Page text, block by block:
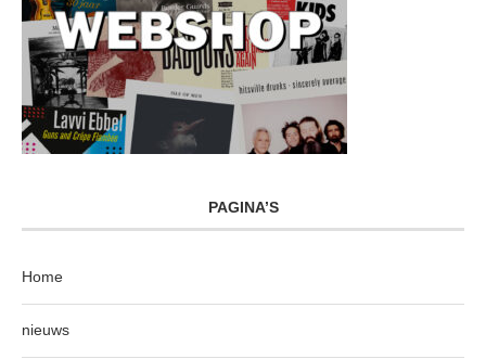
PAGINA’S
Home
nieuws